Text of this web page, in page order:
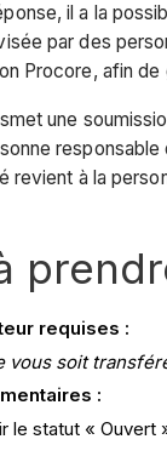
il a la
par des
Procore, afin
une
revient à la
requises :
vous soit
:
le statut « Ouvert